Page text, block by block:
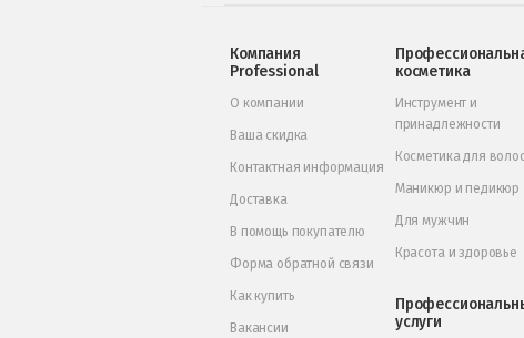
Компания
Professional
О компании
Ваша скидка
Контактная информация
Доставка
В помощь покупателю
Форма обратной связи
Как купить
Вакансии
косметика
Инструмент и
принадлежности
Косметика для волос
Маникюр и педикюр
Для мужчин
Красота и здоровье
услуги